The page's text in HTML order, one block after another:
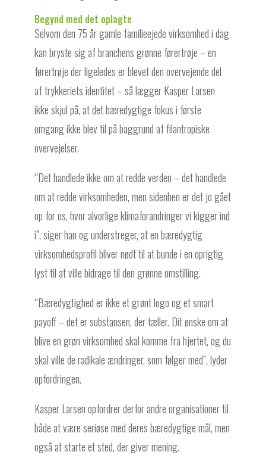
Begynd med det oplagte
Selvom den 75 år gamle familieejede virksomhed i dag
kan bryste sig af branchens grønne førertrøje – en
førertrøje der ligeledes er blevet den overvejende del
af trykkeriets identitet – så lægger Kasper Larsen
ikke skjul på, at det bæredygtige fokus i første
omgang ikke blev til på baggrund af filantropiske
overvejelser.
“Det handlede ikke om at redde verden – det handlede
om at redde virksomheden, men sidenhen er det jo gået
op for os, hvor alvorlige klimaforandringer vi kigger ind
i”, siger han og understreger, at en bæredygtig
virksomhedsprofil bliver nødt til at bunde i en oprigtig
lyst til at ville bidrage til den grønne omstilling.
“Bæredygtighed er ikke et grønt logo og et smart
payoff – det er substansen, der tæller. Dit ønske om at
blive en grøn virksomhed skal komme fra hjertet, og du
skal ville de radikale ændringer, som følger med”, lyder
opfordringen.
Kasper Larsen opfordrer derfor andre organisationer til
både at være seriøse med deres bæredygtige mål, men
også at starte et sted, der giver mening.